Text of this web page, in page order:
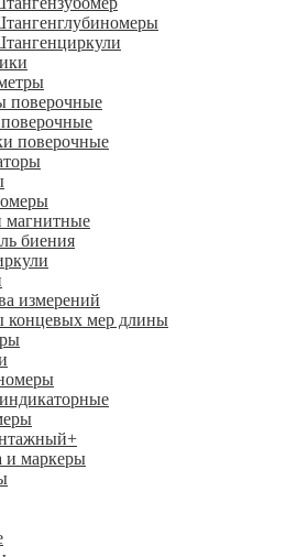
поверочные
поверочные
магнитные
биения
измерений
концевых мер длины
+
и маркеры